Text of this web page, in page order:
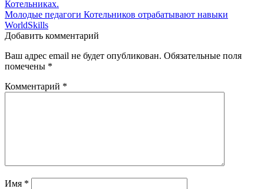
по
записям
Котельниках.
Молодые педагоги Котельников отрабатывают навыки
WorldSkills
Добавить комментарий
Ваш адрес email не будет опубликован. Обязательные поля
помечены *
Комментарий *
Имя *